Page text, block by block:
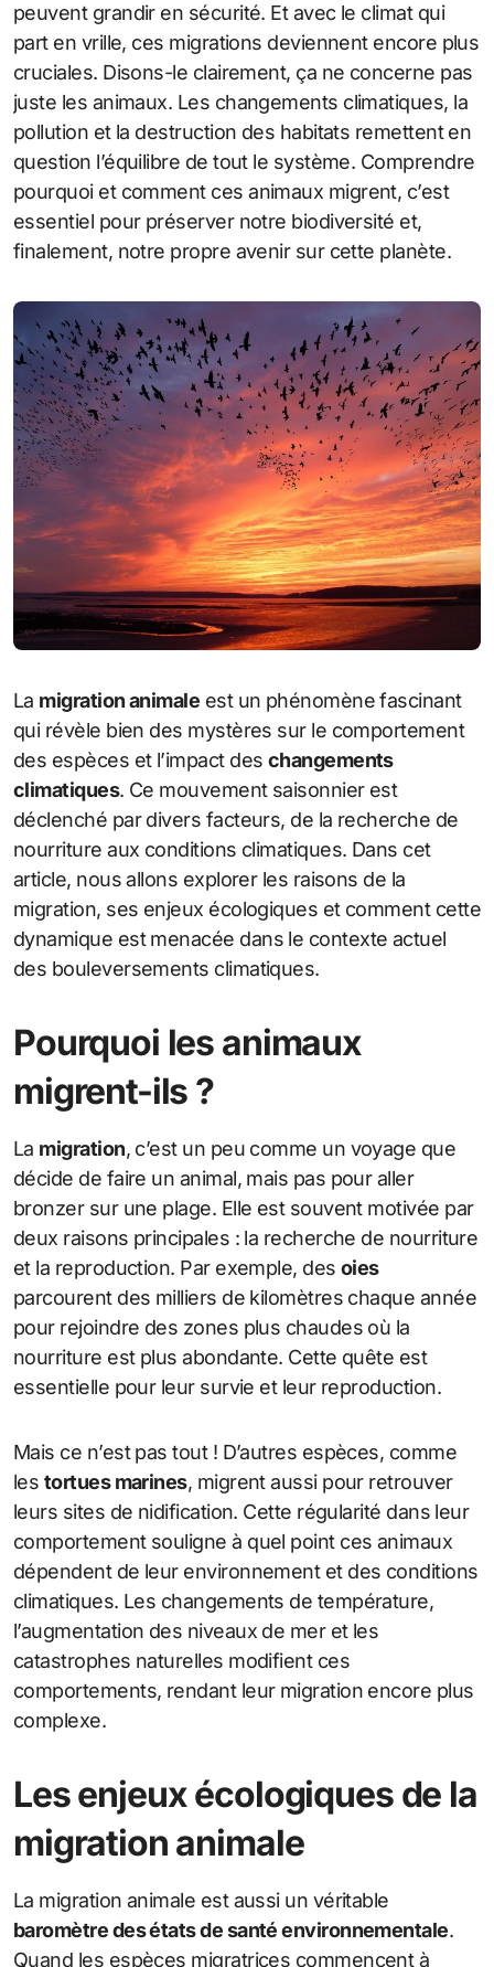
peuvent grandir en sécurité. Et avec le climat qui
part en vrille, ces migrations deviennent encore plus
cruciales. Disons-le clairement, ça ne concerne pas
juste les animaux. Les changements climatiques, la
pollution et la destruction des habitats remettent en
question l’équilibre de tout le système. Comprendre
pourquoi et comment ces animaux migrent, c’est
essentiel pour préserver notre biodiversité et,
finalement, notre propre avenir sur cette planète.
La migration animale est un phénomène fascinant
qui révèle bien des mystères sur le comportement
des espèces et l’impact des changements
climatiques. Ce mouvement saisonnier est
déclenché par divers facteurs, de la recherche de
nourriture aux conditions climatiques. Dans cet
article, nous allons explorer les raisons de la
migration, ses enjeux écologiques et comment cette
dynamique est menacée dans le contexte actuel
des bouleversements climatiques.
Pourquoi les animaux
migrent-ils ?
La migration, c’est un peu comme un voyage que
décide de faire un animal, mais pas pour aller
bronzer sur une plage. Elle est souvent motivée par
deux raisons principales : la recherche de nourriture
et la reproduction. Par exemple, desoies
parcourent des milliers de kilomètres chaque année
pour rejoindre des zones plus chaudes où la
nourriture est plus abondante. Cette quête est
essentielle pour leur survie et leur reproduction.
Mais ce n’est pas tout ! D’autres espèces, comme
les tortues marines, migrent aussi pour retrouver
leurs sites de nidification. Cette régularité dans leur
comportement souligne à quel point ces animaux
dépendent de leur environnement et des conditions
climatiques. Les changements de température,
l’augmentation des niveaux de mer et les
catastrophes naturelles modifient ces
comportements, rendant leur migration encore plus
complexe.
Les enjeux écologiques de la
migration animale
La migration animale est aussi un véritable
baromètre des états de santé environnementale.
Quand les espèces migratrices commencent à